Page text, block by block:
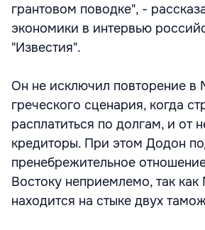
грантовом поводке", -
экономики в интервью
"Известия".
Он не исключил повторение в
греческого сценария, когда
расплатиться по долгам, и от
кредиторы. При этом Додон
пренебрежительное
Востоку неприемлемо, так
находится на стыке двух